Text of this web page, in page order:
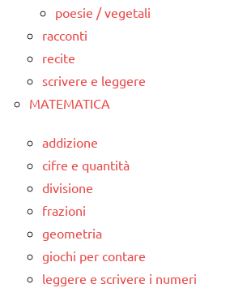
poesie / vegetali
racconti
recite
scrivere e leggere
MATEMATICA
addizione
cifre e quantità
divisione
frazioni
geometria
giochi per contare
leggere e scrivere i numeri